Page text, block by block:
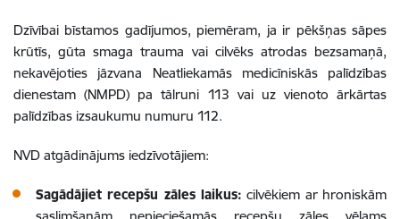
Dzīvībai bīstamos gadījumos, piemēram, ja ir pēkšņas sāpes
krūtīs, gūta smaga trauma vai cilvēks atrodas bezsamaņā,
nekavējoties jāzvana Neatliekamās medicīniskās palīdzības
dienestam (NMPD) pa tālruni 113 vai uz vienoto ārkārtas
palīdzības izsaukumu numuru 112.
NVD atgādinājums iedzīvotājiem:
Sagādājiet recepšu zāles laikus: cilvēkiem ar hroniskām
saslimšanām nepieciešamās recepšu zāles vēlams